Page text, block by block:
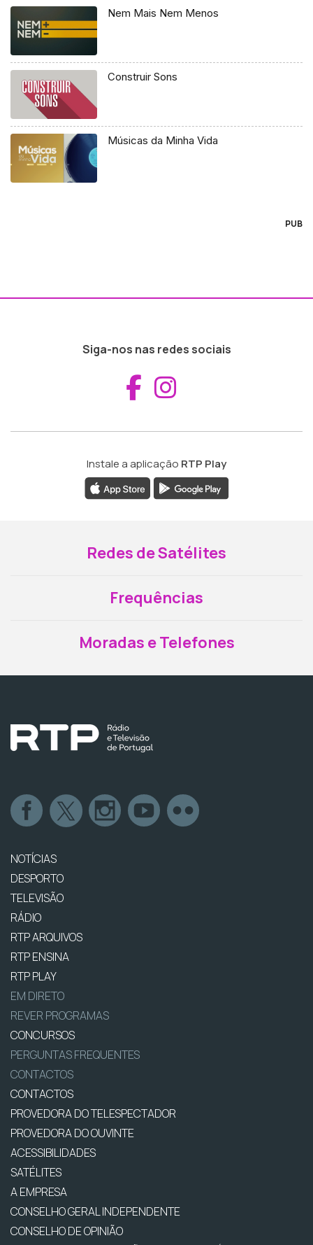
Nem Mais Nem Menos
Construir Sons
Músicas da Minha Vida
PUB
Siga-nos nas redes sociais
Aceder ao
Instale a aplicação RTP Play
Redes de Satélites
Frequências
Moradas e Telefones
NOTÍCIAS
DESPORTO
TELEVISÃO
RÁDIO
RTP ARQUIVOS
RTP ENSINA
RTP PLAY
EM DIRETO
REVER PROGRAMAS
CONCURSOS
PERGUNTAS FREQUENTES
CONTACTOS
CONTACTOS
PROVEDORA DO TELESPECTADOR
PROVEDORA DO OUVINTE
ACESSIBILIDADES
SATÉLITES
A EMPRESA
CONSELHO GERAL INDEPENDENTE
CONSELHO DE OPINIÃO